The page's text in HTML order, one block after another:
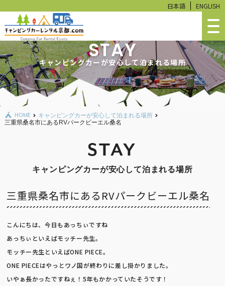
日本語 ENGLISH
ホーム
車両ラインナップ
ご予約状況
料金シミュレーション
レンタル・販売品
新車・中古車販売
FCのご案内
STAY
キャンピングカーが安心して泊まれる場所
HOME
キャンピングカーが安心して泊まれる場所
三重県桑名市にあるRVパークビーエル桑名
STAY
キャンピングカーが安心して泊まれる場所
三重県桑名市にあるRVパークビーエル桑名
こんにちは、今日もあっちぃですね
あっちぃといえばモッチー先生。
モッチー先生といえばONE PIECE。
ONE PIECEはやっとワノ国が終わりに差し掛かりました。
いやぁ長かったですねぇ！5年もかかっていたそうです！